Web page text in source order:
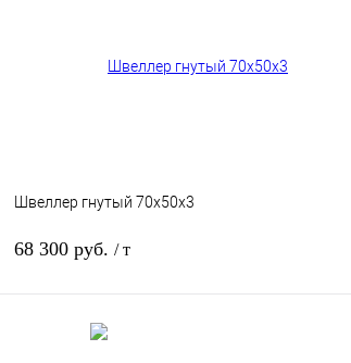
Швеллер гнутый 70х50х3
68 300 руб. / т